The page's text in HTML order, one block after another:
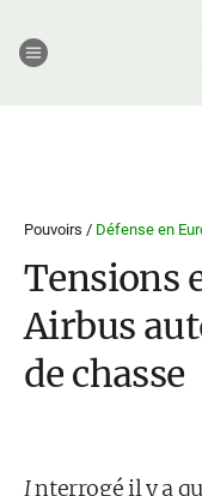
Pouvoirs / Défense en
Tensions
Airbus
de chasse
Interrogé il y a